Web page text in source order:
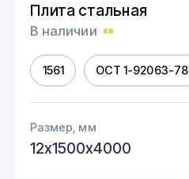
Плита стальная
В наличии
1561 ОСТ 1-92063-78
Размер, мм
12х1500х4000